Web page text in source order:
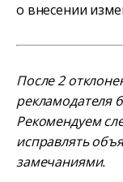
о внесении
После 2
рекламодателя
Рекомендуем
исправлять
замечаниями.